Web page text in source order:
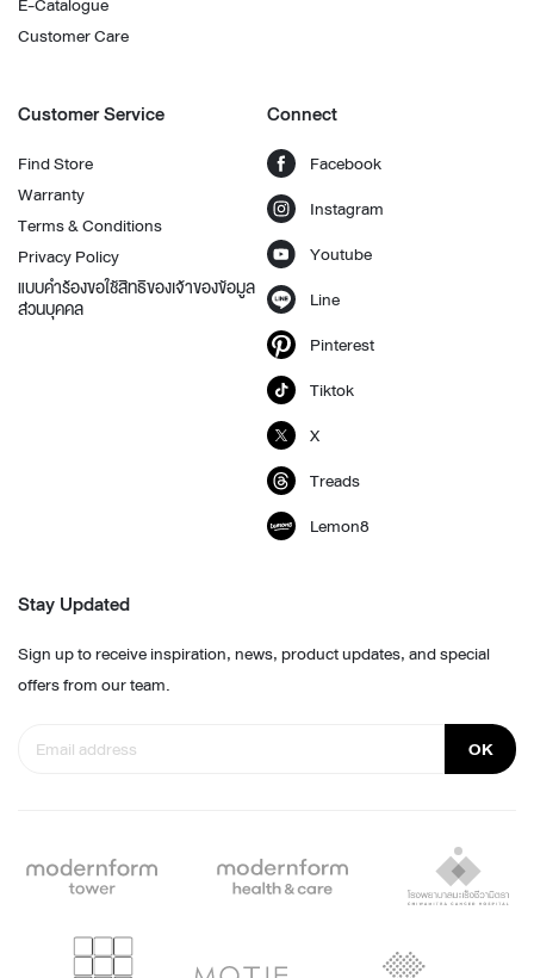
Customer Care
Customer Service
Find Store
Warranty
Terms & Conditions
Privacy Policy
แบบคำร้องขอใช้สิทธิของเจ้าของข้อมูล
ส่วนบุคคล
Connect
Facebook
Instagram
Youtube
Line
Pinterest
Tiktok
X
Treads
Lemon8
Stay Updated
Sign up to receive inspiration, news, product updates, and special
offers from our team.
OK